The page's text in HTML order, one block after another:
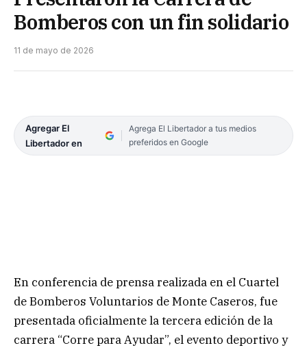
Bomberos con un fin solidario
11 de mayo de 2026
Agregar El
Libertador en
Agrega El Libertador a tus medios
preferidos en Google
En conferencia de prensa realizada en el Cuartel
de Bomberos Voluntarios de Monte Caseros, fue
presentada oficialmente la tercera edición de la
carrera “Corre para Ayudar”, el evento deportivo y